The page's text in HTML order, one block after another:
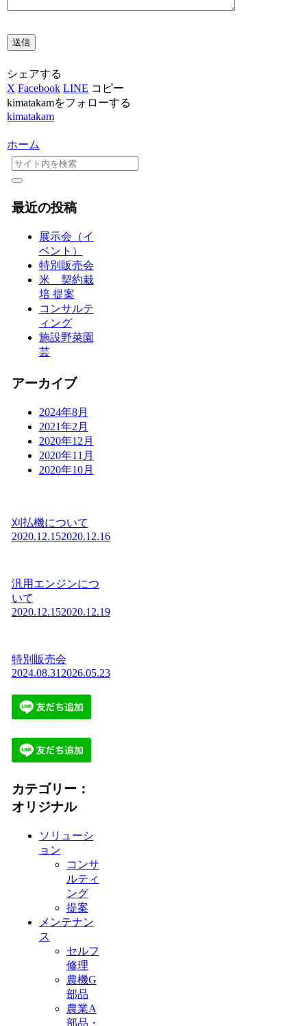
シェアする
X Facebook LINE コピー
kimatakamをフォローする
kimatakam
ホーム
最近の投稿
展示会（イ
ベント）
特別販売会
米 契約栽
培 提案
コンサルテ
ィング
施設野菜園
芸
アーカイブ
2024年8月
2021年2月
2020年12月
2020年11月
2020年10月
刈払機について
2020.12.152020.12.16
汎用エンジンにつ
いて
2020.12.152020.12.19
特別販売会
2024.08.31 2026.05.23
カテゴリー：
オリジナル
ソリューシ
ョン
コンサ
ルティ
ング
提案
メンテナン
ス
セルフ
修理
農機G
部品
農業A
部品・